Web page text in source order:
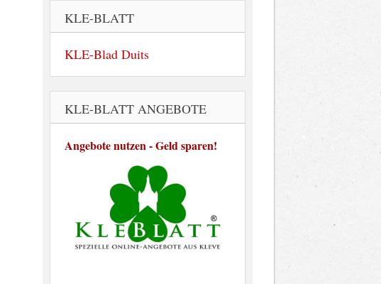
KLE-BLATT
KLE-Blad Duits
KLE-BLATT ANGEBOTE
Angebote nutzen - Geld sparen!